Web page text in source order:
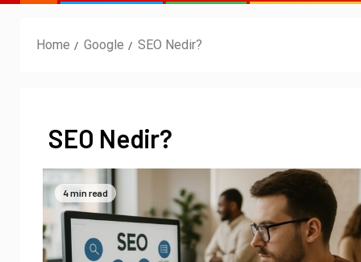
Home Google SEO Nedir?
SEO Nedir?
4 min read